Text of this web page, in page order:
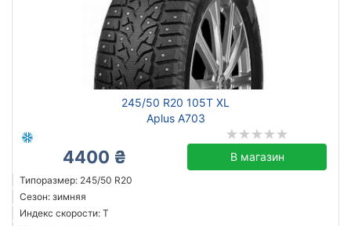
245/50 R20 105T XL
Aplus A703
4400 ₴ В магазин
Типоразмер: 245/50 R20
Сезон: зимняя
Индекс скорости: T